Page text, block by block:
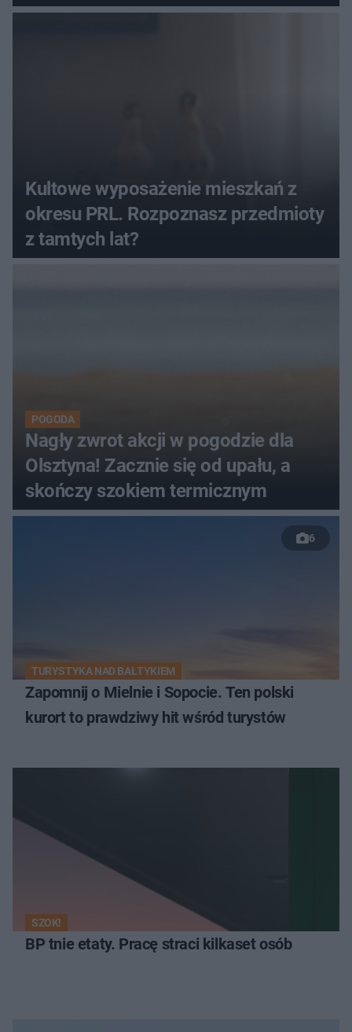
Kultowe wyposażenie mieszkań z
okresu PRL. Rozpoznasz przedmioty
z tamtych lat?
POGODA
Nagły zwrot akcji w pogodzie dla
Olsztyna! Zacznie się od upału, a
skończy szokiem termicznym
6
TURYSTYKA NAD BAŁTYKIEM
Zapomnij o Mielnie i Sopocie. Ten polski
kurort to prawdziwy hit wśród turystów
SZOK!
BP tnie etaty. Pracę straci kilkaset osób